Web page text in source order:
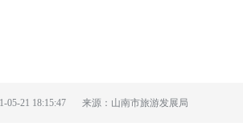
05-21 18:15:47 来源：山南市旅游发展局